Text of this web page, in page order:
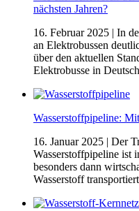
nächsten Jahren?
16. Februar 2025 | In
an Elektrobussen
über den aktuellen
Elektrobusse in
Wasserstoffpipeline:
16. Januar 2025 | Der
Wasserstoffpipeline ist
besonders dann
Wasserstoff